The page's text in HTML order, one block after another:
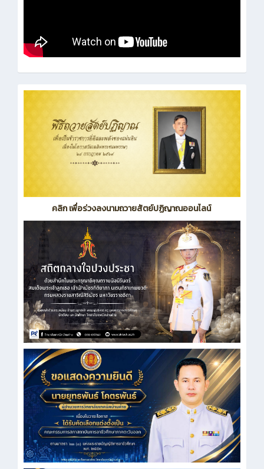
คลิก เพื่อร่วงลงนามถวายสัตย์ปฏิญาณออนไลน์